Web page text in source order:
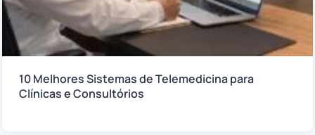
10 Melhores Sistemas de Telemedicina para
Clínicas e Consultórios